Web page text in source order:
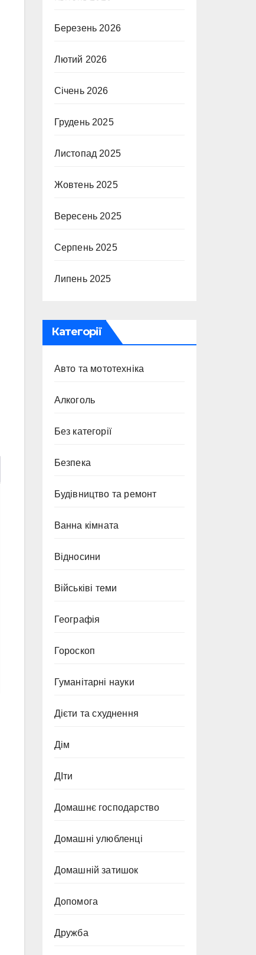
Березень 2026
Лютий 2026
Січень 2026
Грудень 2025
Листопад 2025
Жовтень 2025
Вересень 2025
Серпень 2025
Липень 2025
Категорії
Авто та мототехніка
Алкоголь
Без категорії
Безпека
Будівництво та ремонт
Ванна кімната
Відносини
Військіві теми
Географія
Гороскоп
Гуманітарні науки
Дієти та схуднення
Дім
ДІти
Домашнє господарство
Домашні улюбленці
Домашній затишок
Допомога
Дружба